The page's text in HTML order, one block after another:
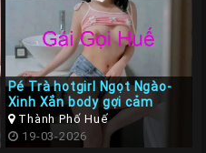
Pé Trà hotgirl Ngọt Ngào-
Xinh Xắn body gợi cảm
Thành Phố Huế
19-03-2026